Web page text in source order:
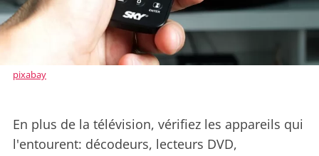
pixabay
En plus de la télévision, vérifiez les appareils qui
l'entourent: décodeurs, lecteurs DVD,